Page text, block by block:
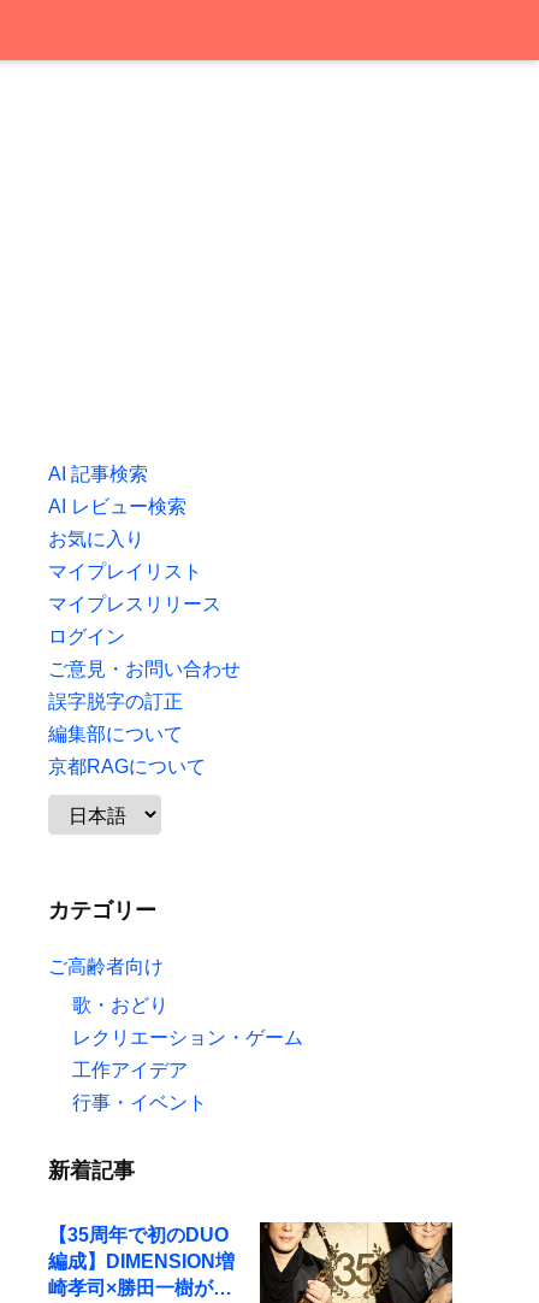
AI 記事検索
AI レビュー検索
お気に入り
マイプレイリスト
マイプレスリリース
ログイン
ご意見・お問い合わせ
誤字脱字の訂正
編集部について
京都RAGについて
カテゴリー
ご高齢者向け
歌・おどり
レクリエーション・ゲーム
工作アイデア
行事・イベント
新着記事
【35周年で初のDUO
編成】DIMENSION増
崎孝司×勝田一樹が10